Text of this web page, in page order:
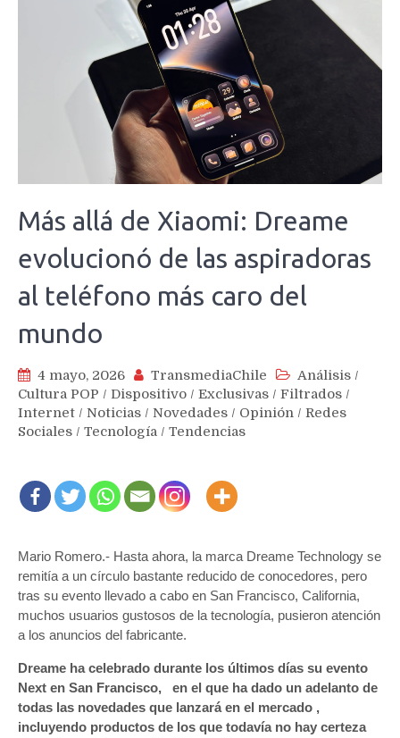
Más allá de Xiaomi: Dreame
evolucionó de las aspiradoras
al teléfono más caro del
mundo
4 mayo, 2026 TransmediaChile Análisis /
Cultura POP / Dispositivo / Exclusivas / Filtrados /
Internet / Noticias / Novedades / Opinión / Redes
Sociales / Tecnología / Tendencias
Mario Romero.- Hasta ahora, la marca Dreame Technology se
remitía a un círculo bastante reducido de conocedores, pero
tras su evento llevado a cabo en San Francisco, California,
muchos usuarios gustosos de la tecnología, pusieron atención
a los anuncios del fabricante.
Dreame ha celebrado durante los últimos días su evento
Next en San Francisco, en el que ha dado un adelanto de
todas las novedades que lanzará en el mercado ,
incluyendo productos de los que todavía no hay certeza